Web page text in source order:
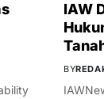
IAW
BY